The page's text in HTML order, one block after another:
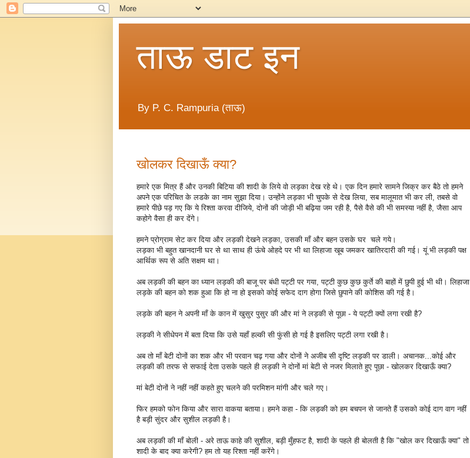
ताऊ डाट इन
By P. C. Rampuria (ताऊ)
खोलकर दिखाऊँ क्या?
हमारे एक मित्र हैं और उनकी बिटिया की शादी के लिये वो लड़का देख रहे थे। एक दिन हमारे सामने जिक्र कर बैठे तो हमने
अपने एक परिचित के लडके का नाम सुझा दिया। उन्होंने लड़का भी चुपके से देख लिया, सब मालूमात भी कर ली, तबसे वो
हमारे पीछे पड़ गए कि ये रिश्ता करवा दीजिये, दोनों की जोड़ी भी बढ़िया जम रही है, पैसे वैसे की भी समस्या नहीं है, जैसा आप
कहोगे वैसा ही कर देंगे।
हमने प्रोग्राम सेट कर दिया और लड़की देखने लड़का, उसकी माँ और बहन उसके घर चले गये।
लड़का भी बहुत खानदानी घर से था साथ ही ऊंचे ओहदे पर भी था लिहाजा खूब जमकर खातिरदारी की गई। यूं भी लड़की पक्ष
आर्थिक रूप से अति सक्षम था।
अब लड़की की बहन का ध्यान लड़की की बाजू पर बंधी पट्टी पर गया, पट्टी कुछ कुछ कुर्ते की बाहों में छुपी हुई भी थी। लिहाजा
लड़के की बहन को शक हुआ कि हो ना हो इसको कोई सफेद दाग होगा जिसे छुपाने की कोशिस की गई है।
लड़के की बहन ने अपनी माँ के कान में खुसुर पुसुर की और मां ने लड़की से पूछा - ये पट्टी क्यों लगा रखी है?
लड़की ने सीधेपन में बता दिया कि उसे यहाँ हल्की सी फुंसी हो गई है इसलिए पट्टी लगा रखी है।
अब तो माँ बेटी दोनों का शक और भी परवान चढ़ गया और दोनों ने अजीब सी दृष्टि लड़की पर डाली। अचानक...कोई और
लड़की की तरफ से सफाई देता उसके पहले ही लड़की ने दोनों मां बेटी से नजर मिलाते हुए पूछा - खोलकर दिखाऊँ क्या?
मां बेटी दोनों ने नहीं नहीं कहते हुए चलने की परमिशन मांगी और चले गए।
फिर हमको फोन किया और सारा वाकया बताया। हमने कहा - कि लड़की को हम बचपन से जानते हैं उसको कोई दाग वाग नहीं
है बड़ी सुंदर और सुशील लड़की है।
अब लड़की की माँ बोली - अरे ताऊ काहे की सुशील, बड़ी मुँहफट है, शादी के पहले ही बोलती है कि "खोल कर दिखाऊँ क्या" तो
शादी के बाद क्या करेगी? हम तो यह रिश्ता नहीं करेंगे।